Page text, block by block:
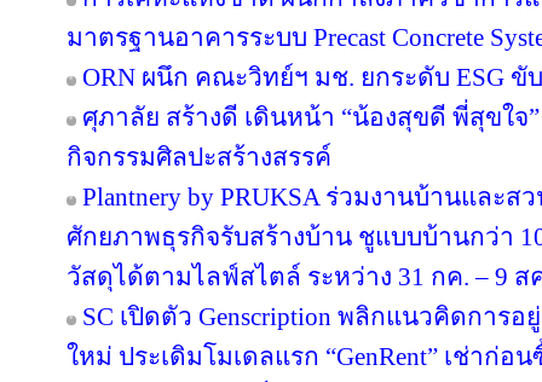
มาตรฐานอาคารระบบ Precast Concrete
ORN ผนึก คณะวิทย์ฯ มช. ยกระดับ ESG ขั
ศุภาลัย สร้างดี เดินหน้า “น้องสุขดี พี่สุขใจ
กิจกรรมศิลปะสร้างสรรค์
Plantnery by PRUKSA ร่วมงานบ้านและส
ศักยภาพธุรกิจรับสร้างบ้าน ชูแบบบ้านกว่า
วัสดุได้ตามไลฟ์สไตล์ ระหว่าง 31 กค. – 9 ส
SC เปิดตัว Genscription พลิกแนวคิดการ
ใหม่ ประเดิมโมเดลแรก “GenRent” เช่าก่อ